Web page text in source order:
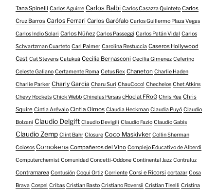
Tana Spinelli Carlos Aguirre Carlos Balbi Carlos Casazza Quinteto Carlos
Cruz Barros Carlos Ferrari Carlos Garófalo Carlos Guillermo Plaza Vegas
Carlos Indio Solari Carlos Núñez Carlos Passeggi Carlos Patán Vidal Carlos
Schvartzman Cuarteto Carl Palmer Carolina Restuccia Caseros Hollywood
Cast Cat Stevens Catukuá Cecilia Bernasconi Cecilia Gimenez Ceferino
Celeste Galiano Certamente Roma Cetus Rex Chaneton Charlie Haden
Charlie Parker Charly García Charu Suri ChauCoco! Chechelos Chet Atkins
Chevy Rockets Chick Webb Chinelas Persas cHoclat FRoG Chris Rea Chris
Squire Cintia Arévalo Cintia Olmos Claudia Heckman Claudia Puyó Claudio
Bolzani Claudio Delgift Claudio Devigili Claudio Fazio Claudio Gabis
Claudio Zemp Clint Bahr Closure Coco Maskivker Collin Sherman
Colosos Comokena Compañeros del Vino Complejo Educativo de Alberdi
Computerchemist Comunidad Concetti-Oddone Continental Jazz Contraluz
Contramarea Contusión Coqui Ortiz Corriente Corsi e Ricorsi cortazar Cosa
Brava Cospel Cribas Cristian Basto Cristiano Roversii Cristian Tiselli Cristina